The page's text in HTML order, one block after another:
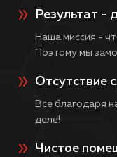
Результат -
Наша миссия -
Поэтому мы
Отсутствие
Все благодаря
деле!
Чистое